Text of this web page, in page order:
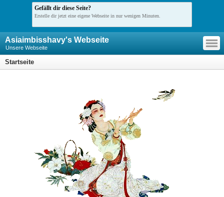
Gefällt dir diese Seite?
Erstelle dir jetzt eine eigene Webseite in nur wenigen Minuten.
Asiaimbisshavy's Webseite
Unsere Webseite
—
—
—
Startseite